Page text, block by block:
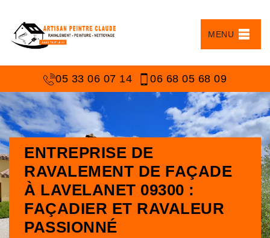
MENU
05 33 06 07 14 06 68 05 68 09
ENTREPRISE DE
RAVALEMENT DE FAÇADE
À LAVELANET 09300 :
FAÇADIER ET RAVALEUR
PASSIONNÉ